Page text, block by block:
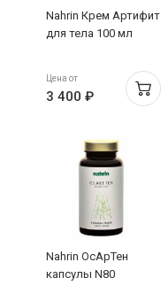
Nahrin Крем Артифит
для тела 100 мл
Цена от
3 400 ₽
Nahrin ОсАрТен
капсулы N80